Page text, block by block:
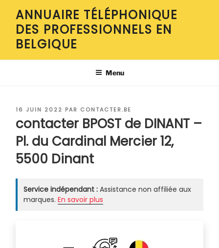
contenu
principal
ANNUAIRE TÉLÉPHONIQUE
DES PROFESSIONNELS EN
BELGIQUE
Menu
PUBLIÉ
16 JUIN 2022 PAR CONTACTER.BE
contacter BPOST de DINANT –
Pl. du Cardinal Mercier 12,
5500 Dinant
Service indépendant : Assistance non affiliée aux
marques. En savoir plus